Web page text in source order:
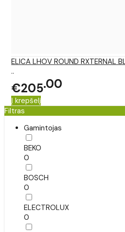
ELICA LHOV ROUND RXTERNAL
..
€20500
Į krepšelį
Filtras
Gamintojas
BEKO
0
BOSCH
0
ELECTROLUX
0